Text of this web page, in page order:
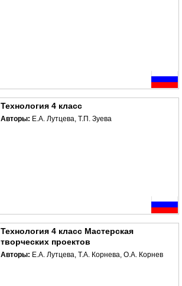
Технология 4 класс
Авторы: Е.А. Лутцева, Т.П. Зуева
Технология 4 класс Мастерская
творческих проектов
Авторы: Е.А. Лутцева, Т.А. Корнева, О.А. Корнев